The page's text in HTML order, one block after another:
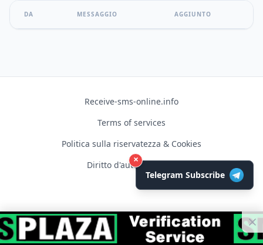
DA MESSAGGIO AGGIUNTO
Receive-sms-online.info
Terms of services
Politica sulla riservatezza & Cookies
Diritto d'autore © 2026
×
Telegram Subscribe